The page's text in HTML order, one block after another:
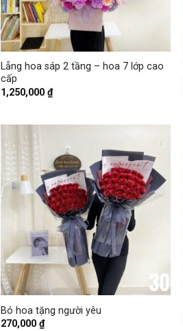
+
Lẵng hoa sáp 2 tầng – hoa 7 lớp cao
cấp
1,250,000₫
+
Bó hoa tặng người yêu
270,000₫